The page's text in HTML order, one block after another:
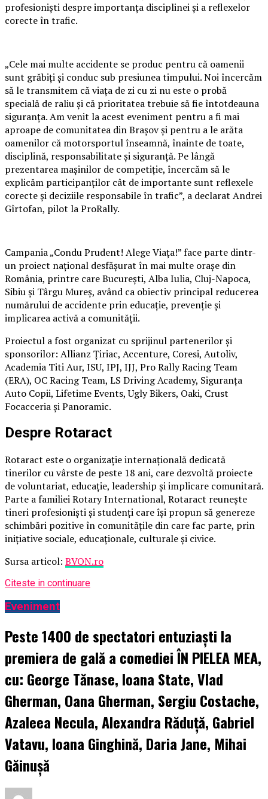
profesioniști despre importanța disciplinei și a reflexelor
corecte în trafic.
„Cele mai multe accidente se produc pentru că oamenii
sunt grăbiți și conduc sub presiunea timpului. Noi încercăm
să le transmitem că viața de zi cu zi nu este o probă
specială de raliu și că prioritatea trebuie să fie întotdeauna
siguranța. Am venit la acest eveniment pentru a fi mai
aproape de comunitatea din Brașov și pentru a le arăta
oamenilor că motorsportul înseamnă, înainte de toate,
disciplină, responsabilitate și siguranță. Pe lângă
prezentarea mașinilor de competiție, încercăm să le
explicăm participanților cât de importante sunt reflexele
corecte și deciziile responsabile în trafic”, a declarat Andrei
Gîrtofan, pilot la ProRally.
Campania „Condu Prudent! Alege Viața!” face parte dintr-
un proiect național desfășurat în mai multe orașe din
România, printre care București, Alba Iulia, Cluj-Napoca,
Sibiu și Târgu Mureș, având ca obiectiv principal reducerea
numărului de accidente prin educație, prevenție și
implicarea activă a comunității.
Proiectul a fost organizat cu sprijinul partenerilor și
sponsorilor: Allianz Țiriac, Accenture, Coresi, Autoliv,
Academia Titi Aur, ISU, IPJ, IJJ, Pro Rally Racing Team
(ERA), OC Racing Team, LS Driving Academy, Siguranța
Auto Copii, Lifetime Events, Ugly Bikers, Oaki, Crust
Focacceria și Panoramic.
Despre Rotaract
Rotaract este o organizație internațională dedicată
tinerilor cu vârste de peste 18 ani, care dezvoltă proiecte
de voluntariat, educație, leadership și implicare comunitară.
Parte a familiei Rotary International, Rotaract reunește
tineri profesioniști și studenți care își propun să genereze
schimbări pozitive în comunitățile din care fac parte, prin
inițiative sociale, educaționale, culturale și civice.
Sursa articol: BVON.ro
Citeste in continuare
Eveniment
Peste 1400 de spectatori entuziaști la
premiera de gală a comediei ÎN PIELEA MEA,
cu: George Tănase, Ioana State, Vlad
Gherman, Oana Gherman, Sergiu Costache,
Azaleea Necula, Alexandra Răduță, Gabriel
Vatavu, Ioana Ginghină, Daria Jane, Mihai
Găinușă